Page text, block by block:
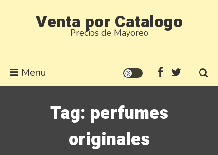
Venta por Catalogo
Precios de Mayoreo
Menu
Tag: perfumes
originales